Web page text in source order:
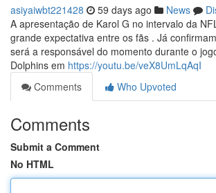
asiyaiwbt221428 59 days ago News
A apresentação de Karol G no intervalo da
grande expectativa entre os fãs . Já
será a responsável do momento durante o
Dolphins em https://youtu.be/veX8UmLqAqI
Comments
Who Upvoted
Comments
Submit a Comment
No HTML